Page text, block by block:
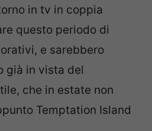
in tv in coppia
questo periodo di
e sarebbero
già in vista del
che in estate non
Temptation Island